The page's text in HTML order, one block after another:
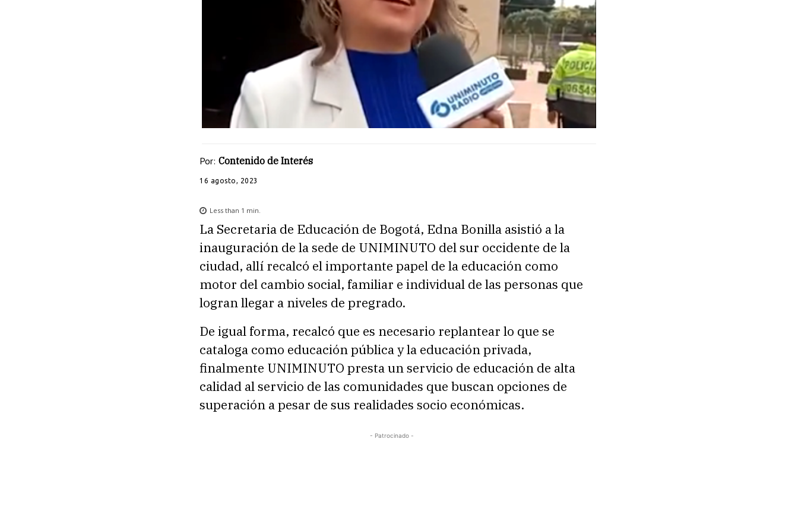
Por: Contenido de Interés
16 agosto, 2023
Less than 1 min.
La Secretaria de Educación de Bogotá, Edna Bonilla asistió a la
inauguración de la sede de UNIMINUTO del sur occidente de la
ciudad, allí recalcó el importante papel de la educación como
motor del cambio social, familiar e individual de las personas que
logran llegar a niveles de pregrado.
De igual forma, recalcó que es necesario replantear lo que se
cataloga como educación pública y la educación privada,
finalmente UNIMINUTO presta un servicio de educación de alta
calidad al servicio de las comunidades que buscan opciones de
superación a pesar de sus realidades socio económicas.
- Patrocinado -